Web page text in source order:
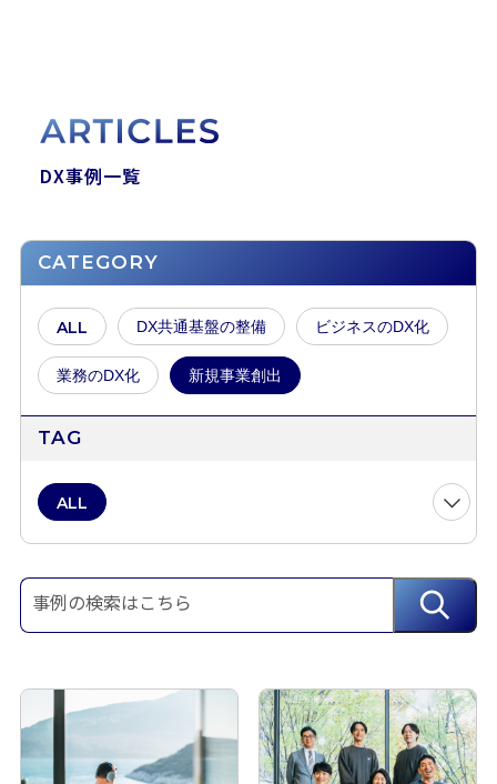
DX事例一覧
CATEGORY
ALL DX共通基盤の整備 ビジネスのDX化
業務のDX化 新規事業創出
TAG
ALL
業務効率化 ブロックチェーン
デジタルマーケティング 決済 グローバル
スマートシティ GCEOチャレンジ